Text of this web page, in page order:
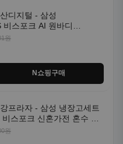
디지털 - 삼성
비스포크 AI 원바디
투입 1등급
원
N쇼핑구매
프라자 - 삼성 냉장고세트
스포크 신혼가전 혼수 입
원